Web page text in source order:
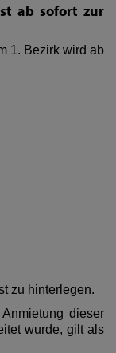
ab sofort zur
1. Bezirk wird ab
zu hinterlegen.
dieser
wurde, gilt als